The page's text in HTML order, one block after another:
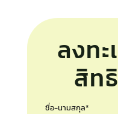
ลงท
สิท
ชื่อ-นามสกุล*